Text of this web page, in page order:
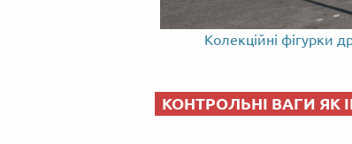
Колекційні фігурки
КОНТРОЛЬНІ ВАГИ ЯК